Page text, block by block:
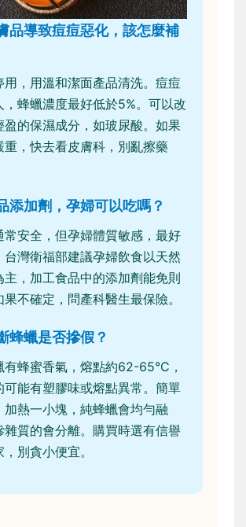
品導致痘痘惡化，該怎麼補
用，用溫和潔面產品清洗。痘痘
，蜂蠟濃度最好低於5%。可以改
盈的保濕成分，如玻尿酸。如果
重，快去看皮膚科，別亂擦藥
添加劑，孕婦可以吃嗎？
常安全，但孕婦體質敏感，最好
台灣衛福部建議孕婦飲食以天然
主，加工食品中的添加劑能免則
果不確定，問產科醫生最保險。
蜂蠟是否摻假？
有蜂蜜香氣，熔點約62-65°C，
可能有塑膠味或熔點異常。簡單
加熱一小塊，純蜂蠟會均勻融
雜質的會分離。購買時選有信譽
別貪小便宜。